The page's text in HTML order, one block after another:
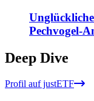
Pechvogel-
Deep Dive
Profil auf justETF